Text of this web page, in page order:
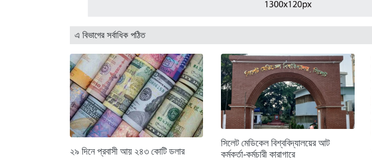
এ বিভাগের সর্বাধিক পঠিত
২৯ দিনে প্রবাসী আয় ২৪৩ কোটি ডলার
সিলেট মেডিকেল বিশ্ববিদ্যালয়ের আট
কর্মকর্তা-কর্মচারী কারাগারে